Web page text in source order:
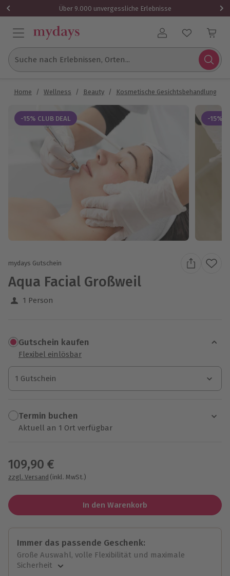
Über 9.000 unvergessliche Erlebnisse
Benutzerkonto
Suche nach Erlebnissen, Orten...
Home / Wellness / Beauty / Kosmetische Gesichtsbehandlung
-15% CLUB DEAL -15%
mydays Gutschein
Aqua Facial Großweil
1 Person
Gutschein kaufen
Flexibel einlösbar
1 Gutschein
1 Gutschein
1 Gutschein
Termin buchen
Aktuell an 1 Ort verfügbar
109,90 €
zzgl. Versand (inkl. MwSt.)
In den Warenkorb
Immer das passende Geschenk:
Große Auswahl, volle Flexibilität und maximale
Sicherheit